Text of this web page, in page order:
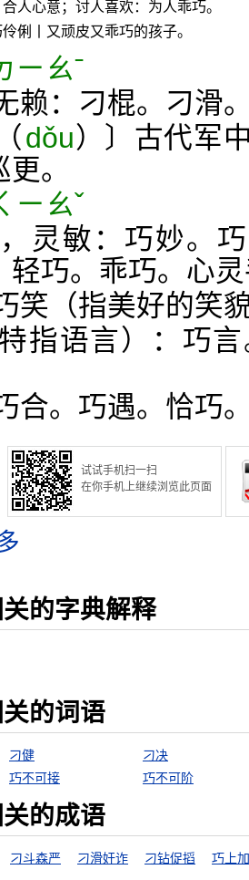
人心意；讨人喜欢：为人乖巧。
俐丨又顽皮又乖巧的孩子。
ㄧㄠˉ
赖：刁棍。刁滑
dǒu）〕古代军
。
ㄧㄠˇ
灵敏：巧妙。
轻巧。乖巧。心
笑（指美好的笑
指语言）：巧
合。巧遇。恰巧
试试手机扫一扫
在你手机上继续浏览此页面
的字典解释
的词语
刁健
刁决
巧不可接 巧不可阶
的成语
刁斗森严 刁滑奸诈 刁钻促搯 巧上